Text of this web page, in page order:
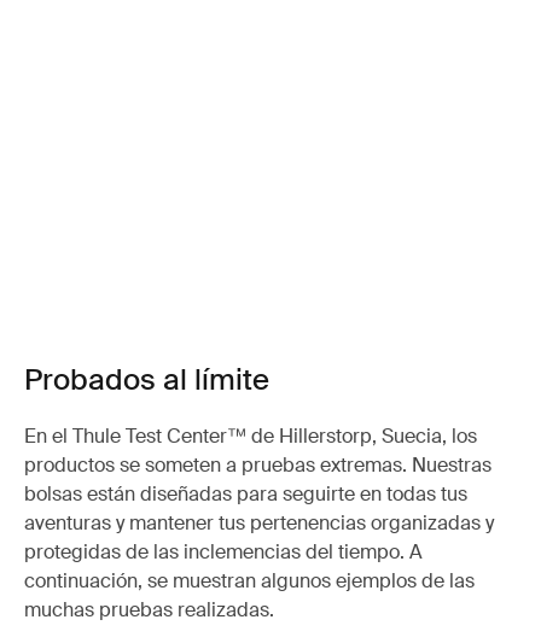
Probados al límite
En el Thule Test Center™ de Hillerstorp, Suecia, los
productos se someten a pruebas extremas. Nuestras
bolsas están diseñadas para seguirte en todas tus
aventuras y mantener tus pertenencias organizadas y
protegidas de las inclemencias del tiempo. A
continuación, se muestran algunos ejemplos de las
muchas pruebas realizadas.